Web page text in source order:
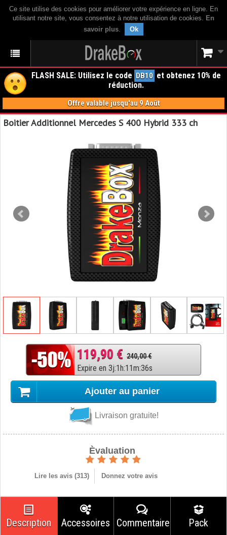
Ce site utilise des cookies pour améliorer votre expérience en ligne. En
utilisant notre site, vous consentez à notre utilisation de cookies. En
savoir plus. Ok
FLASH SALE: Utilisez le code DB10 et obtenez 10% de
réduction.
Offre valable jusqu'au 9 Août
Boitier Additionnel Mercedes S 400 Hybrid 333 ch
119,90 € 240,00 €
Expire en 3j:1h:11m:35s
Ajouter au panier
Livraison gratuite!
Èvaluation
Lire les avis (313) Donnez votre avis
Description Accessoires Commentaires Pack